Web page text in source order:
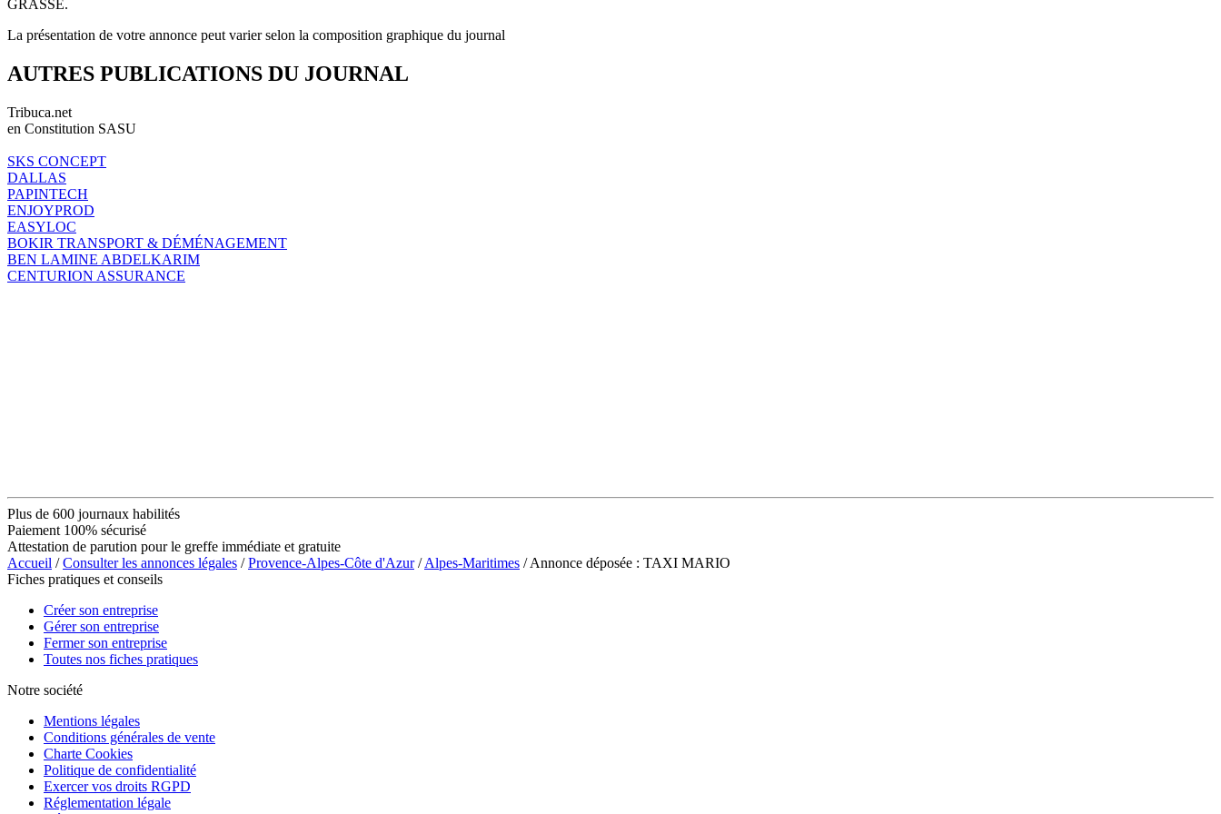
GRASSE.
La présentation de votre annonce peut varier selon la composition graphique du journal
AUTRES PUBLICATIONS DU JOURNAL
Tribuca.net
en Constitution SASU
SKS CONCEPT
DALLAS
PAPINTECH
ENJOYPROD
EASYLOC
BOKIR TRANSPORT & DÉMÉNAGEMENT
BEN LAMINE ABDELKARIM
CENTURION ASSURANCE
Plus de 600 journaux habilités
Paiement 100% sécurisé
Attestation de parution pour le greffe immédiate et gratuite
Accueil /Consulter les annonces légales /Provence-Alpes-Côte d'Azur/Alpes-Maritimes / Annonce déposée : TAXI MARIO
Fiches pratiques et conseils
Créer son entreprise
Gérer son entreprise
Fermer son entreprise
Toutes nos fiches pratiques
Notre société
Mentions légales
Conditions générales de vente
Charte Cookies
Politique de confidentialité
Exercer vos droits RGPD
Réglementation légale